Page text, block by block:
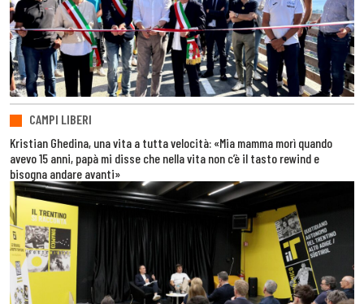
CAMPI LIBERI
Kristian Ghedina, una vita a tutta velocità: «Mia mamma morì quando
avevo 15 anni, papà mi disse che nella vita non c’è il tasto rewind e
bisogna andare avanti»